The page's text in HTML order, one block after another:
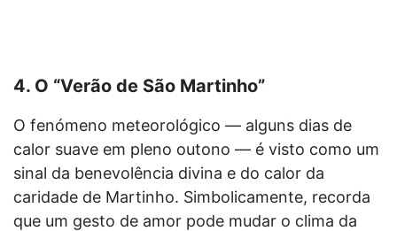
4. O “Verão de São Martinho”
O fenómeno meteorológico — alguns dias de
calor suave em pleno outono — é visto como um
sinal da benevolência divina e do calor da
caridade de Martinho. Simbolicamente, recorda
que um gesto de amor pode mudar o clima da